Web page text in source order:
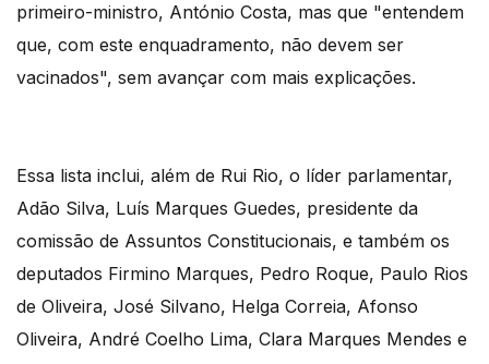
primeiro-ministro, António Costa, mas que "entendem
que, com este enquadramento, não devem ser
vacinados", sem avançar com mais explicações.
Essa lista inclui, além de Rui Rio, o líder parlamentar,
Adão Silva, Luís Marques Guedes, presidente da
comissão de Assuntos Constitucionais, e também os
deputados Firmino Marques, Pedro Roque, Paulo Rios
de Oliveira, José Silvano, Helga Correia, Afonso
Oliveira, André Coelho Lima, Clara Marques Mendes e